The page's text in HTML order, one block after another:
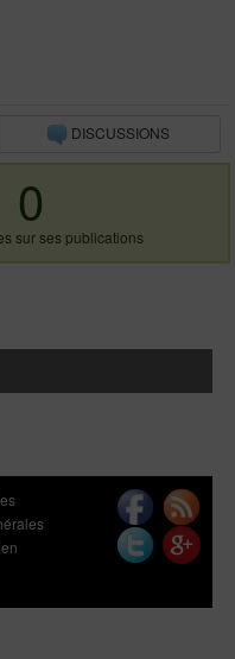
DISCUSSIONS
0
sur ses publications